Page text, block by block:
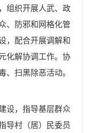
组织开展人武、政
、防邪和网格化管
，配合开展调解和
化解协调工作。协
、扫黑除恶活动。
设，指导基层群众
导村（居）民委员